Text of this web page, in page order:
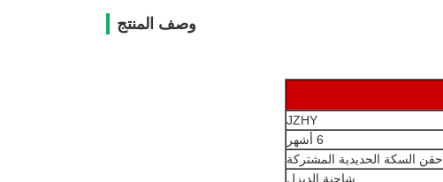
وصف المنتج
JZHY
6 أشهر
حقن السكة الحديدية المشتركة
شاحنة الديزل